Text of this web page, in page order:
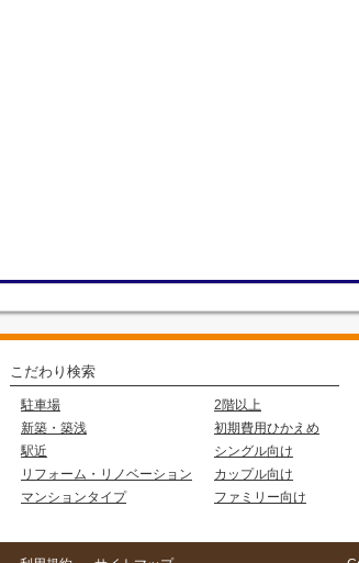
こだわり検索
駐車場
新築・築浅
駅近
リフォーム・リノベーション
マンションタイプ
2階以上
初期費用ひかえめ
シングル向け
カップル向け
ファミリー向け